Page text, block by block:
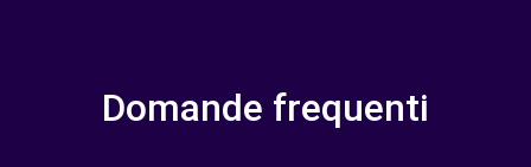
Domande frequenti